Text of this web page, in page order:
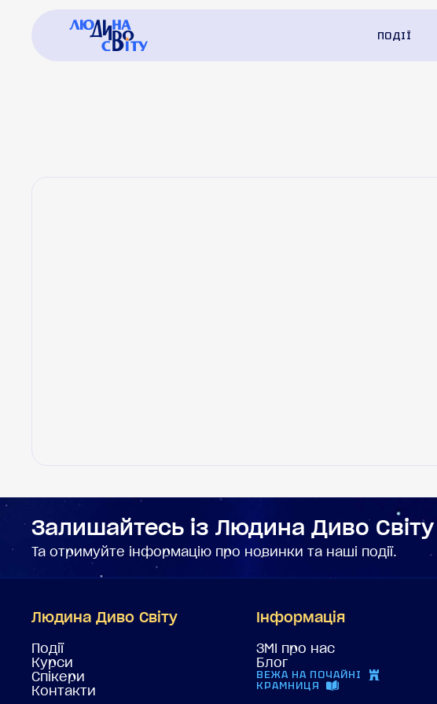
ПОДІЇ
Залишайтесь із Людина Диво Світу
Та отримуйте інформацію про новинки та наші події.
Людина Диво Світу
Події
Курси
Спікери
Контакти
Інформація
ЗМІ про нас
Блог
ВЕЖА НА ПОЧАЙНІ
КРАМНИЦЯ